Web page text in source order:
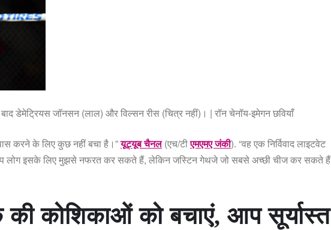
डेमेट्रियस जॉनसन (लाल) और विल्सन रीस (चित्र नहीं)। | रॉन चेनॉय-इमेगन छवियाँ
करने के लिए कुछ नहीं बचा है।”यूट्यूब चैनल(एच/टीएमएमए जंकी). “वह एक निर्विवाद लाइटवेट
लोग इसके लिए मुझसे नफरत कर सकते हैं, लेकिन जस्टिन गेथजे जो सबसे अच्छी चीज कर सकते हैं
कोशिकाओं को बचाएं, आप सूर्यास्त